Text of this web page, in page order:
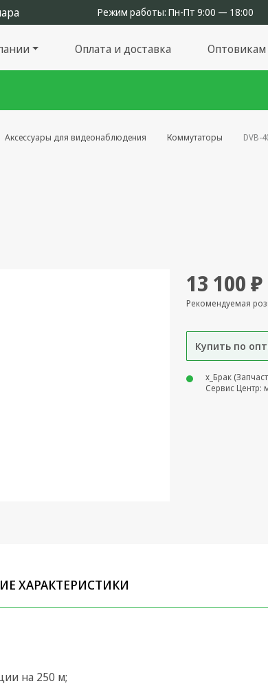
Режим работы: Пн-Пт 9:00 — 18:00
Оплата и доставка Оптовикам
Аксессуары для видеонаблюдения Коммутаторы DVB-
13 100 ₽
Рекомендуемая
Купить по
х_Брак
Сервис Центр:
ХАРАКТЕРИСТИКИ
на 250 м;